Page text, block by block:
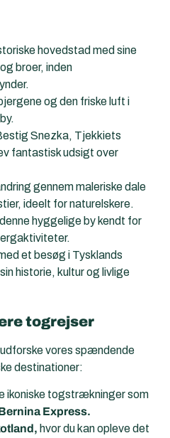
hovedstad med sine
broer, inden
og den friske luft i
Snezka, Tjekkiets
fantastisk udsigt over
gennem maleriske dale
ideelt for naturelskere.
hyggelige by kendt for
et besøg i Tysklands
historie, kultur og livlige
togrejser
vores spændende
destinationer:
ikoniske togstrækninger som
Express.
hvor du kan opleve det